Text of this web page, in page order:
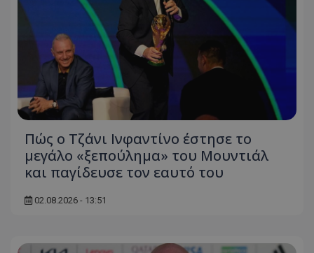
Πώς ο Τζάνι Ινφαντίνο έστησε το
μεγάλο «ξεπούλημα» του Μουντιάλ
και παγίδευσε τον εαυτό του
02.08.2026 - 13:51